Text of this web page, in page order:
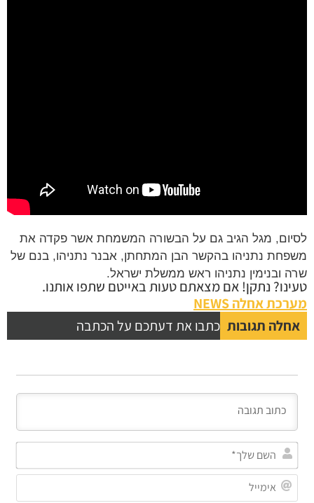
לסיום, מגל הגיב גם על הבשורה המשמחת אשר פקדה את
משפחת נתניהו בהקשר הבן המתחתן, אבנר נתניהו, בנם של
שרה ובנימין נתניהו ראש ממשלת ישראל.
טעינו? נתקן! אם מצאתם טעות באייטם שתפו אותנו.
מערכת אחלה NEWS
אחלה תגובות כתבו את דעתכם על הכתבה